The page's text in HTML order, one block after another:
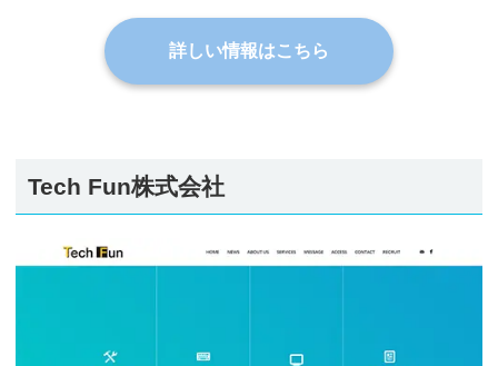
詳しい情報はこちら
Tech Fun株式会社